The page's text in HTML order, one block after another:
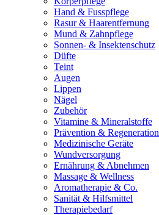
Hand & Fusspflege
Rasur & Haarentfernung
Mund & Zahnpflege
Sonnen- & Insektenschutz
Düfte
Teint
Augen
Lippen
Nägel
Zubehör
Vitamine & Mineralstoffe
Prävention & Regeneration
Medizinische Geräte
Wundversorgung
Ernährung & Abnehmen
Massage & Wellness
Aromatherapie & Co.
Sanität & Hilfsmittel
Therapiebedarf